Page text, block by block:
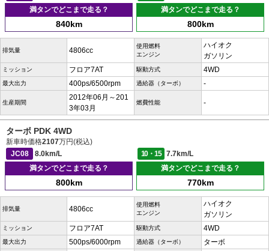
満タンでどこまで走る？
840km
満タンでどこまで走る？
800km
排気量 4806cc
使用燃料
エンジン
ハイオク
ガソリン
ミッション フロア7AT 駆動方式 4WD
最大出力 400ps/6500rpm 過給器（ターボ） -
生産期間
2012年06月～201
3年03月
燃費性能 -
ターボ PDK 4WD
新車時価格2107万円(税込)
JC08
8.0km/L 10・15
7.7km/L
満タンでどこまで走る？
800km
満タンでどこまで走る？
770km
排気量 4806cc
使用燃料
エンジン
ハイオク
ガソリン
ミッション フロア7AT 駆動方式 4WD
最大出力 500ps/6000rpm 過給器（ターボ） ターボ